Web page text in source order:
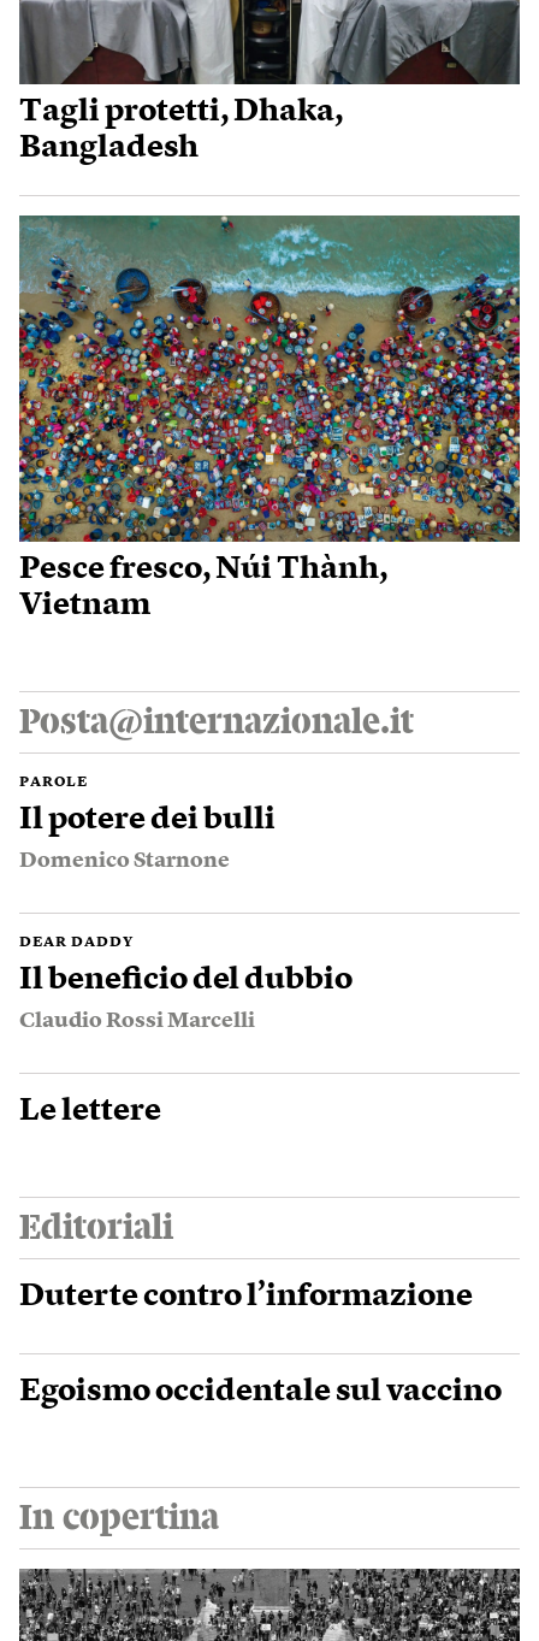
Tagli protetti, Dhaka,
Bangladesh
Pesce fresco, Núi Thành,
Vietnam
Posta@internazionale.it
PAROLE
Il potere dei bulli
Domenico Starnone
DEAR DADDY
Il beneficio del dubbio
Claudio Rossi Marcelli
Le lettere
Editoriali
Duterte contro l’informazione
Egoismo occidentale sul vaccino
In copertina